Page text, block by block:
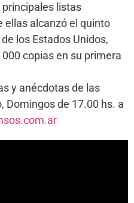
principales listas
ellas alcanzó el quinto
los Estados Unidos,
copias en su primera
y anécdotas de las
Domingos de 17.00 hs. a